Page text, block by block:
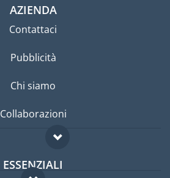
AZIENDA
Contattaci
Pubblicità
Chi siamo
Collaborazioni
ESSENZIALI